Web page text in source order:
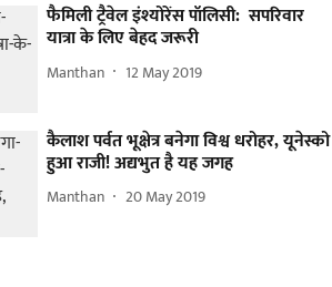
फैमिली ट्रैवेल इंश्योरेंस पॉलिसी: सपरिवार
यात्रा के लिए बेहद जरूरी
Manthan 12 May 2019
कैलाश पर्वत भूक्षेत्र बनेगा विश्व धरोहर, यूनेस्को
हुआ राजी! अद्यभुत है यह जगह
Manthan 20 May 2019